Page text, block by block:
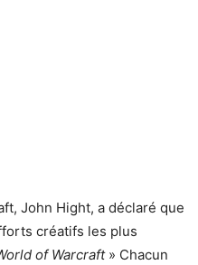
John Hight, a déclaré que
créatifs les plus
of Warcraft» Chacun